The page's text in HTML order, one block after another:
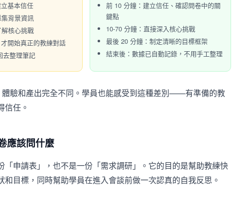
基本信任
背景資訊
核心挑戰
開始真正的教練對話
去整理筆記
前 10 分鐘：建立信任、確認問卷中的關
鍵點
10-70 分鐘：直接深入核心挑戰
最後 20 分鐘：制定清晰的目標框架
結束後：數據已自動記錄，不用手工整理
體驗和產出完全不同。學員也能感受到這種差別——有準備的教
信任。
應該問什麼
「申請表」，也不是一份「需求調研」。它的目的是幫助教練快
和目標，同時幫助學員在進入會談前做一次認真的自我反思。